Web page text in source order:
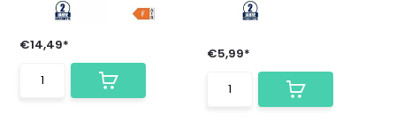
€14,49*
€5,99*